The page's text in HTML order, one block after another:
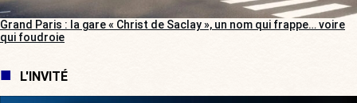
Grand Paris : la gare « Christ de Saclay », un nom qui frappe… voire
qui foudroie
L'INVITÉ